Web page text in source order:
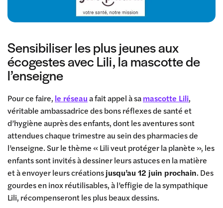
Sensibiliser les plus jeunes aux
écogestes avec Lili, la mascotte de
l’enseigne
Pour ce faire, le réseaua fait appel à samascotte Lili,
véritable ambassadrice des bons réflexes de santé et
d’hygiène auprès des enfants, dont les aventures sont
attendues chaque trimestre au sein des pharmacies de
l’enseigne. Sur le thème « Lili veut protéger la planète », les
enfants sont invités à dessiner leurs astuces en la matière
et à envoyer leurs créationsjusqu’au 12 juin prochain. Des
gourdes en inox réutilisables, à l’effigie de la sympathique
Lili, récompenseront les plus beaux dessins.